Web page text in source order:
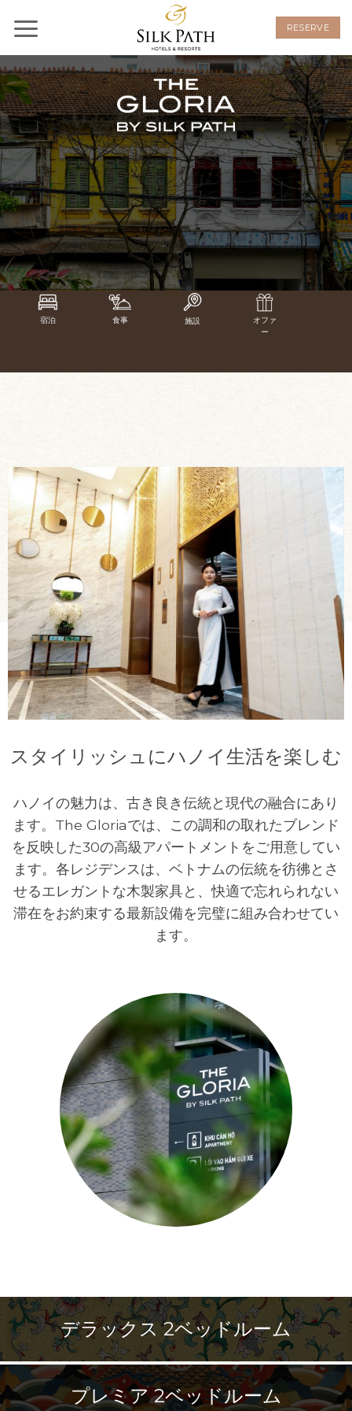
RESERVE
宿泊 食事 施設
オファ
ー
スタイリッシュにハノイ生活を楽しむ
ハノイの魅力は、古き良き伝統と現代の融合にあり
ます。The Gloriaでは、この調和の取れたブレンド
を反映した30の高級アパートメントをご用意してい
ます。各レジデンスは、ベトナムの伝統を彷彿とさ
せるエレガントな木製家具と、快適で忘れられない
滞在をお約束する最新設備を完璧に組み合わせてい
ます。
デラックス 2ベッドルーム
プレミア 2ベッドルーム